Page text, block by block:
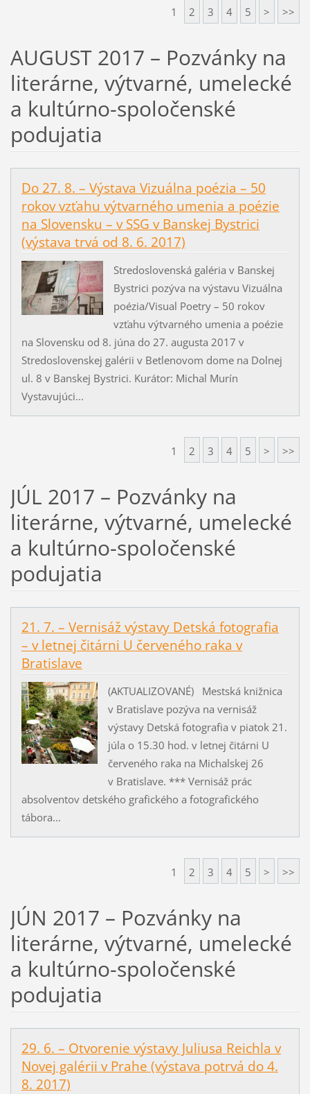
1 2 3 4 5 > >>
AUGUST 2017 – Pozvánky na
literárne, výtvarné, umelecké
a kultúrno-spoločenské
podujatia
Do 27. 8. – Výstava Vizuálna poézia – 50
rokov vzťahu výtvarného umenia a poézie
na Slovensku – v SSG v Banskej Bystrici
(výstava trvá od 8. 6. 2017)
Stredoslovenská galéria v Banskej
Bystrici pozýva na výstavu Vizuálna
poézia/Visual Poetry – 50 rokov
vzťahu výtvarného umenia a poézie
na Slovensku od 8. júna do 27. augusta 2017 v
Stredoslovenskej galérii v Betlenovom dome na Dolnej
ul. 8 v Banskej Bystrici. Kurátor: Michal Murín
Vystavujúci...
1 2 3 4 5 > >>
JÚL 2017 – Pozvánky na
literárne, výtvarné, umelecké
a kultúrno-spoločenské
podujatia
21. 7. – Vernisáž výstavy Detská fotografia
– v letnej čitárni U červeného raka v
Bratislave
(AKTUALIZOVANÉ) Mestská knižnica
v Bratislave pozýva na vernisáž
výstavy Detská fotografia v piatok 21.
júla o 15.30 hod. v letnej čitárni U
červeného raka na Michalskej 26
v Bratislave. *** Vernisáž prác
absolventov detského grafického a fotografického
tábora...
1 2 3 4 5 > >>
JÚN 2017 – Pozvánky na
literárne, výtvarné, umelecké
a kultúrno-spoločenské
podujatia
29. 6. – Otvorenie výstavy Juliusa Reichla v
Novej galérii v Prahe (výstava potrvá do 4.
8. 2017)